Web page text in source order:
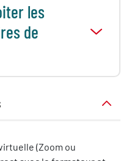
les
de
(Zoom ou